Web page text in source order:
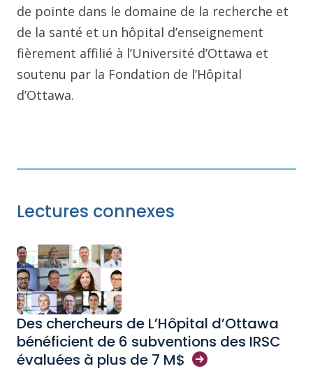
de pointe dans le domaine de la recherche et
de la santé et un hôpital d’enseignement
fièrement affilié à l’Université d’Ottawa et
soutenu par la Fondation de l’Hôpital
d’Ottawa.
Lectures connexes
Des chercheurs de L’Hôpital d’Ottawa
bénéficient de 6 subventions des IRSC
évaluées à plus de 7 M$